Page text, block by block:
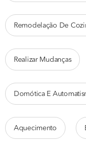
Remodelação De
Realizar Mudanças
Domótica E
Aquecimento